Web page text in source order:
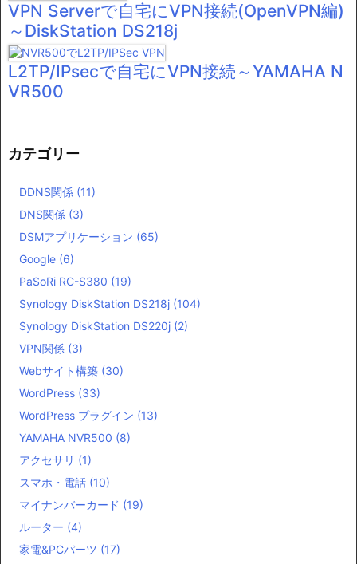
VPN Serverで自宅にVPN接続(OpenVPN編)
～DiskStation DS218j
L2TP/IPsecで自宅にVPN接続～YAMAHA N
VR500
カテゴリー
DDNS関係 (11)
DNS関係 (3)
DSMアプリケーション (65)
Google (6)
PaSoRi RC-S380 (19)
Synology DiskStation DS218j (104)
Synology DiskStation DS220j (2)
VPN関係 (3)
Webサイト構築 (30)
WordPress (33)
WordPress プラグイン (13)
YAMAHA NVR500 (8)
アクセサリ (1)
スマホ・電話 (10)
マイナンバーカード (19)
ルーター (4)
家電&PCパーツ (17)